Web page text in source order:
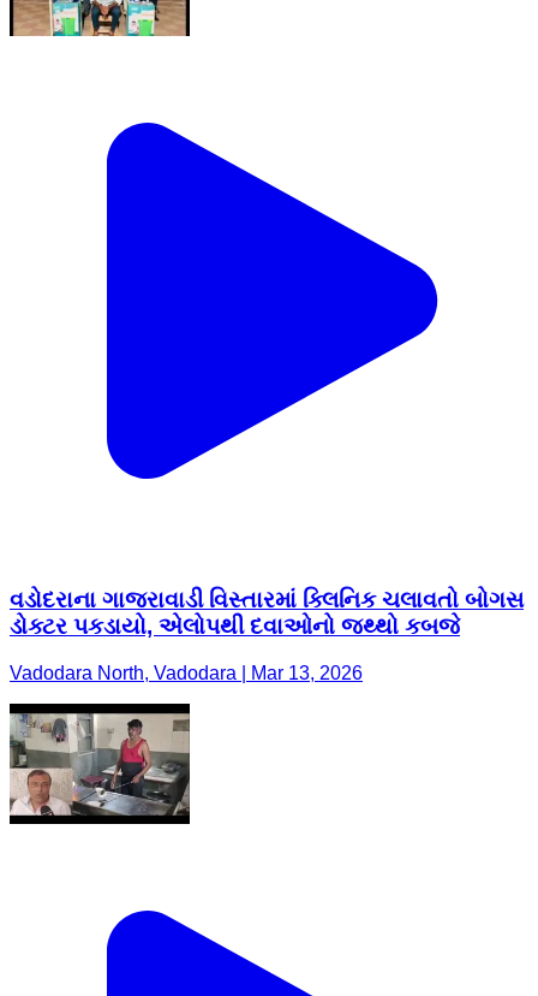
વડોદરાના ગાજરાવાડી વિસ્તારમાં ક્લિનિક ચલાવતો બોગસ
ડોક્ટર પકડાયો, એલોપથી દવાઓનો જથ્થો કબજે
Vadodara North, Vadodara | Mar 13, 2026